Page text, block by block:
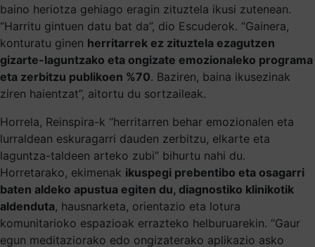
baino heriotza gehiago eragin zituztela ikusi zutenean.
“Harritu gintuen datu bat da”, dio Escuderok. “Gainera,
konturatu ginen herritarrek ez zituztela ezagutzen
gizarte-laguntzako eta ongizate emozionaleko programa
eta zerbitzu publikoen %70. Baziren, baina ikusezinak
ziren haientzat”, aitortu du sortzaileak.
Horrela, Reinspira-k “herritarren behar emozionalen eta
lurraldean eskuragarri dauden zerbitzu, elkarte eta
laguntza-taldeen arteko zubi” bihurtu nahi du.
Horretarako, ekimenak ikuspegi prebentibo eta osagarri
baten aldeko apustua egiten du, diagnostiko klinikotik
aldenduta, hausnarketa, orientazio eta lotura
komunitarioko espazioak errazteko helburuarekin. “Gaur
egun meditaziorako edo ongizaterako aplikazio asko